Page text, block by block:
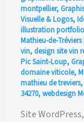
montpellier,
Visuelle & Logos,
illustration portfolio
Mathieu-de-Tréviers|
vin, design site vin
Pic Saint-Loup,
domaine viticole,
mathieu de treviers,
34270,webdesign
Site